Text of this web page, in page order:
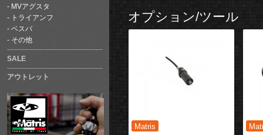
MVアグスタ
トライアンフ
ベスパ
その他
SALE
アウトレット
オプション/ツール